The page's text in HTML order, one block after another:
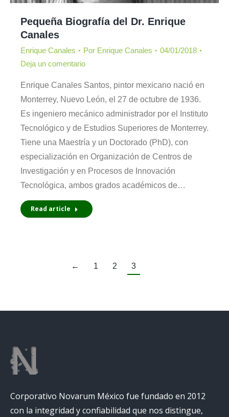
Pequeña Biografía del Dr. Enrique
Canales
Enrique Canales Por Enrique Canales
04/01/2018
Deja un comentario
Enrique Canales Santos, pintor mexicano nació en
Monterrey, Nuevo León, el 27 de octubre de 1936.
Es ingeniero mecánico administrador por el Instituto
Tecnológico y de Estudios Superiores de Monterrey.
Tiene una Maestría y un Doctorado (PhD), con
especialización en Organización de Centros de
Investigación y en Procesos de Innovación
Tecnológica, ambos grados académicos de…
Read article
← 1 2 3
Corporativo Novarum México fue fundado en 2012
con la integridad y confiabilidad que nos distingue,